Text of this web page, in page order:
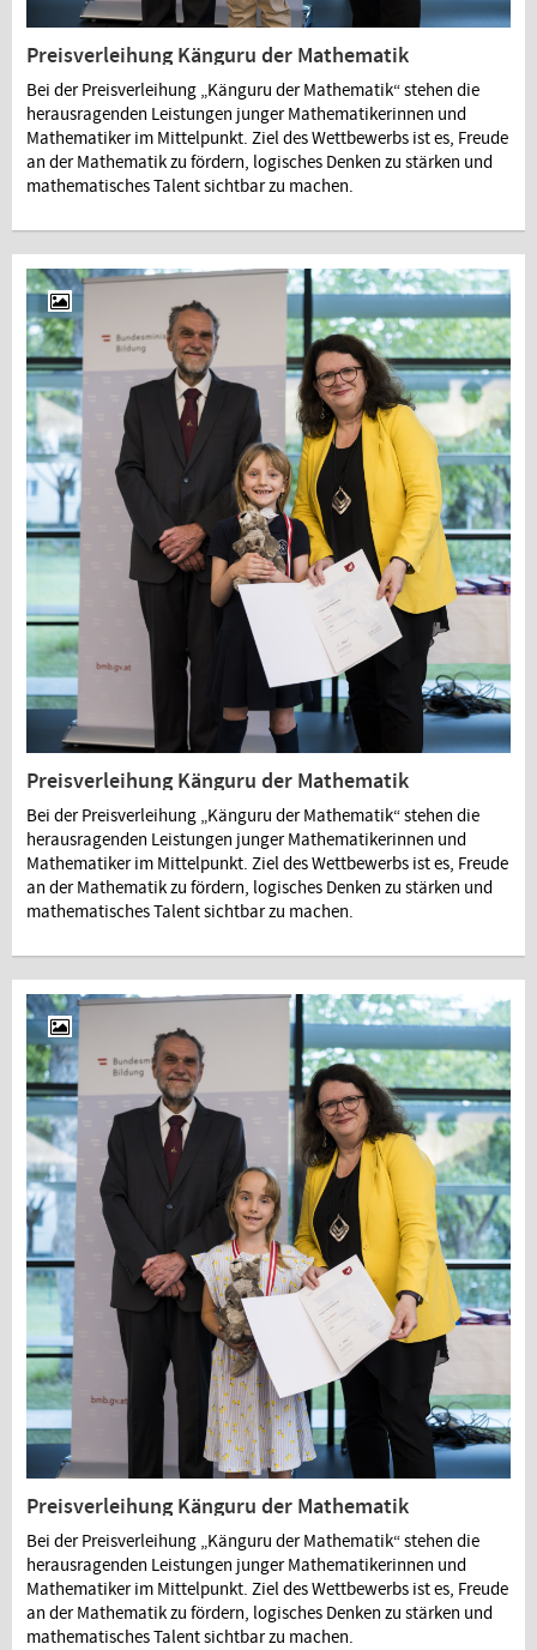
Preisverleihung Känguru der Mathematik
Bei der Preisverleihung „Känguru der Mathematik“ stehen die
herausragenden Leistungen junger Mathematikerinnen und
Mathematiker im Mittelpunkt. Ziel des Wettbewerbs ist es, Freude
an der Mathematik zu fördern, logisches Denken zu stärken und
mathematisches Talent sichtbar zu machen.
Preisverleihung Känguru der Mathematik
Bei der Preisverleihung „Känguru der Mathematik“ stehen die
herausragenden Leistungen junger Mathematikerinnen und
Mathematiker im Mittelpunkt. Ziel des Wettbewerbs ist es, Freude
an der Mathematik zu fördern, logisches Denken zu stärken und
mathematisches Talent sichtbar zu machen.
Preisverleihung Känguru der Mathematik
Bei der Preisverleihung „Känguru der Mathematik“ stehen die
herausragenden Leistungen junger Mathematikerinnen und
Mathematiker im Mittelpunkt. Ziel des Wettbewerbs ist es, Freude
an der Mathematik zu fördern, logisches Denken zu stärken und
mathematisches Talent sichtbar zu machen.